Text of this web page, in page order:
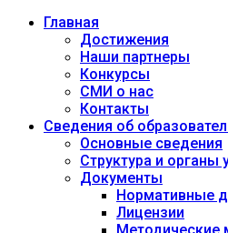
Главная
Достижения
Наши партнеры
Конкурсы
СМИ о нас
Контакты
Сведения об
Основные сведения
Структура и органы
Документы
Нормативные
Лицензии